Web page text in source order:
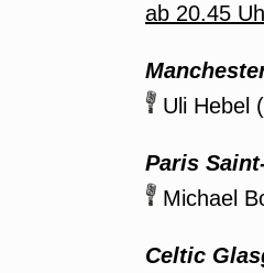
ab 20.45
Uli Hebel
Paris
Michael
Celtic